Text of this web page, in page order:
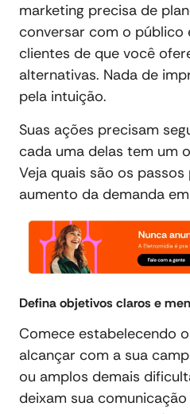
marketing precisa de
conversar com o público
clientes de que você
alternativas. Nada de
pela intuição.
Suas ações precisam
cada uma delas tem um
Veja quais são os
aumento da demanda
Defina objetivos claros e
Comece estabelecendo
alcançar com a sua
ou amplos demais
deixam sua